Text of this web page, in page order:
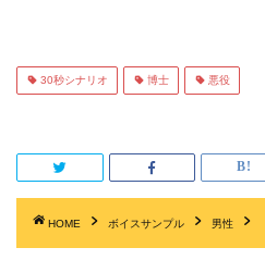
30秒シナリオ 博士 悪役
HOME ボイスサンプル 男性